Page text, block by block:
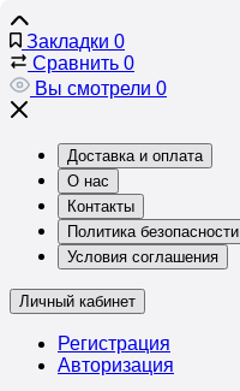
Закладки 0
Сравнить 0
Вы смотрели 0
Доставка и оплата
О нас
Контакты
Политика безопасности
Условия соглашения
Личный кабинет
Регистрация
Авторизация